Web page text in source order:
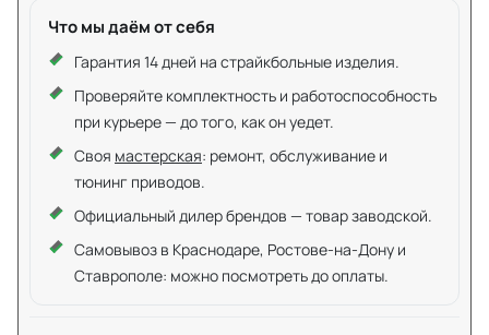
Что мы даём от себя
Гарантия 14 дней на страйкбольные изделия.
Проверяйте комплектность и работоспособность
при курьере — до того, как он уедет.
Своя мастерская: ремонт, обслуживание и
тюнинг приводов.
Официальный дилер брендов — товар заводской.
Самовывоз в Краснодаре, Ростове-на-Дону и
Ставрополе: можно посмотреть до оплаты.